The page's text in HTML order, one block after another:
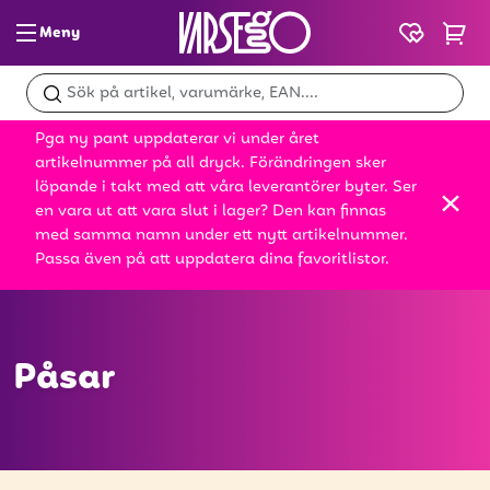
Meny
Glass & slush
Dryck
Snacks
Mat
Pga ny pant uppdaterar vi under året
artikelnummer på all dryck. Förändringen sker
löpande i takt med att våra leverantörer byter. Ser
en vara ut att vara slut i lager? Den kan finnas
med samma namn under ett nytt artikelnummer.
Passa även på att uppdatera dina favoritlistor.
Påsar